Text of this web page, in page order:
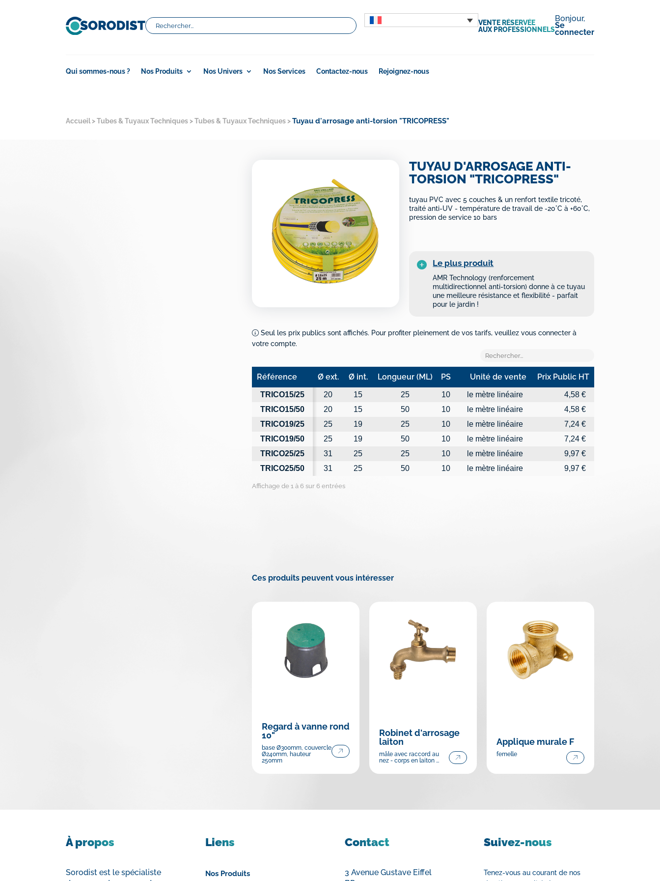
VENTE RÉSERVÉE
AUX PROFESSIONNELS
Bonjour,
Se
connecter
Qui sommes-nous ? Nos Produits Nos Univers Nos Services Contactez-nous Rejoignez-nous
Accueil >Tubes & Tuyaux Techniques >Tubes & Tuyaux Techniques >Tuyau d'arrosage anti-torsion "TRICOPRESS"
TUYAU D'ARROSAGE ANTI-
TORSION "TRICOPRESS"
tuyau PVC avec 5 couches & un renfort textile tricoté,
traité anti-UV - température de travail de -20°C à +60°C,
pression de service 10 bars
Le plus produit
AMR Technology (renforcement
multidirectionnel anti-torsion) donne à ce tuyau
une meilleure résistance et flexibilité - parfait
pour le jardin !
Seul les prix publics sont affichés. Pour profiter pleinement de vos tarifs, veuillez vous connecter à
votre compte.
Référence Ø ext. Ø int. Longueur (ML) PS Unité de vente Prix Public HT
Référence Ø ext. Ø int. Longueur (ML) PS Unité de vente Prix Public HT
TRICO15/25 20 15 25 10 le mètre linéaire
4,58 €
TRICO15/50
20 15 50 10 le mètre linéaire
4,58 €
TRICO19/25
25 19 25 10 le mètre linéaire
7,24 €
TRICO19/50
25 19 50 10 le mètre linéaire
7,24 €
TRICO25/25
31 25 25 10 le mètre linéaire
9,97 €
TRICO25/50
31 25 50 10 le mètre linéaire 9,97 €
Affichage de 1 à 6 sur 6 entrées
Ces produits peuvent vous intéresser
Regard à vanne rond
10"
base Ø300mm, couvercle
Ø240mm, hauteur
250mm
Robinet d'arrosage
laiton
mâle avec raccord au
nez - corps en laiton ...
Applique murale F
femelle
À propos
Sorodist est le spécialiste
Liens
Nos Produits
Contact
3 Avenue Gustave Eiffel
Suivez-nous
Tenez-vous au courant de nos